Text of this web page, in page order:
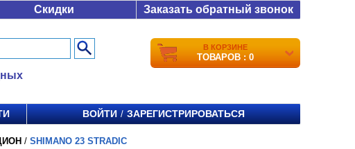
Скидки Заказать обратный звонок
В КОРЗИНЕ
ТОВАРОВ : 0
ВОЙТИ / ЗАРЕГИСТРИРОВАТЬСЯ
/ SHIMANO 23 STRADIC